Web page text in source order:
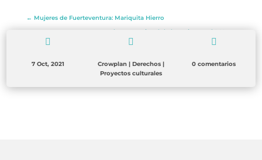
← Mujeres de Fuerteventura: Mariquita Hierro
Día Internacional de la Mujer Rural 2021

7 Oct, 2021

Crowplan| Derechos|
Proyectos culturales

0 comentarios